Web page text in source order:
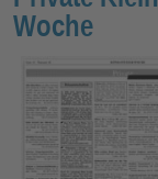
Woche